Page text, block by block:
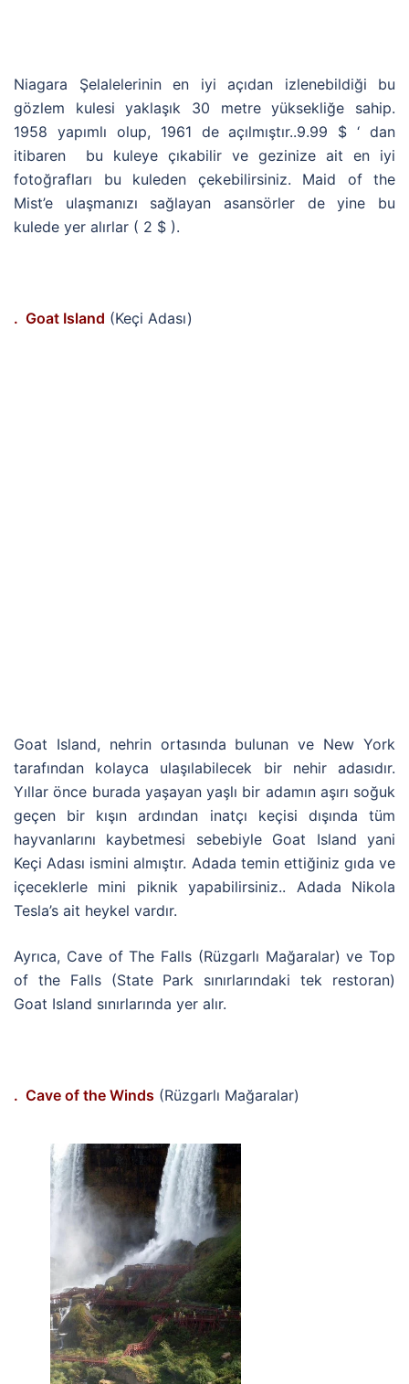
Niagara Şelalelerinin en iyi açıdan izlenebildiği bu
gözlem kulesi yaklaşık 30 metre yüksekliğe sahip.
1958 yapımlı olup, 1961 de açılmıştır..9.99 $ ‘ dan
itibaren bu kuleye çıkabilir ve gezinize ait en iyi
fotoğrafları bu kuleden çekebilirsiniz. Maid of the
Mist’e ulaşmanızı sağlayan asansörler de yine bu
kulede yer alırlar ( 2 $ ).
. Goat Island (Keçi Adası)
Goat Island, nehrin ortasında bulunan ve New York
tarafından kolayca ulaşılabilecek bir nehir adasıdır.
Yıllar önce burada yaşayan yaşlı bir adamın aşırı soğuk
geçen bir kışın ardından inatçı keçisi dışında tüm
hayvanlarını kaybetmesi sebebiyle Goat Island yani
Keçi Adası ismini almıştır. Adada temin ettiğiniz gıda ve
içeceklerle mini piknik yapabilirsiniz.. Adada Nikola
Tesla’s ait heykel vardır.
Ayrıca, Cave of The Falls (Rüzgarlı Mağaralar) ve Top
of the Falls (State Park sınırlarındaki tek restoran)
Goat Island sınırlarında yer alır.
. Cave of the Winds (Rüzgarlı Mağaralar)